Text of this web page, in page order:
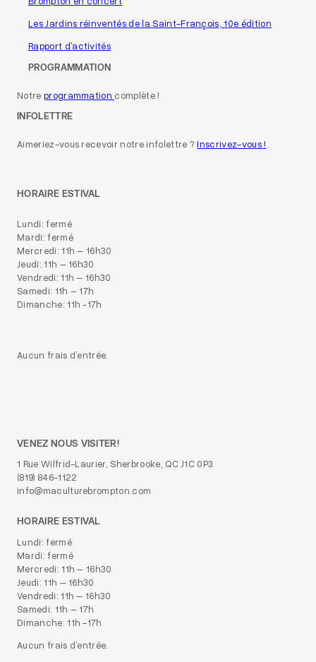
Les Jardins réinventés de la Saint-François, 10e édition
Rapport d’activités
PROGRAMMATION
Notre programmation complète !
INFOLETTRE
Aimeriez-vous recevoir notre infolettre ?Inscrivez-vous !.
HORAIRE ESTIVAL
Lundi: fermé
Mardi: fermé
Mercredi: 11h – 16h30
Jeudi: 11h – 16h30
Vendredi: 11h – 16h30
Samedi: 11h – 17h
Dimanche: 11h -17h
Aucun frais d’entrée.
VENEZ NOUS VISITER!
1 Rue Wilfrid-Laurier, Sherbrooke, QC J1C 0P3
(819) 846-1122
info@maculturebrompton.com
HORAIRE ESTIVAL
Lundi: fermé
Mardi: fermé
Mercredi: 11h – 16h30
Jeudi: 11h – 16h30
Vendredi: 11h – 16h30
Samedi: 11h – 17h
Dimanche: 11h -17h
Aucun frais d’entrée.